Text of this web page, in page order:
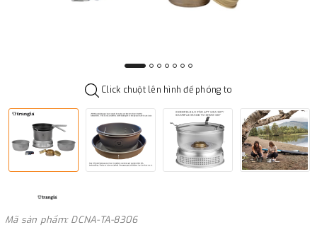
Click chuột lên hình để phóng to
Mã sản phẩm: DCNA-TA-8306